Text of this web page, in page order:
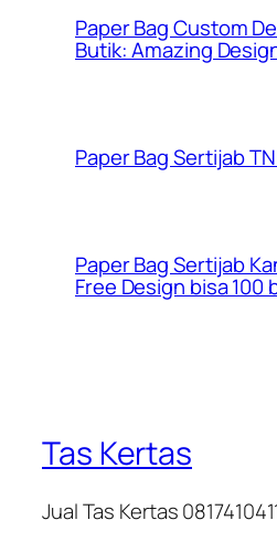
Paper Bag Custom
Butik: Amazing
Paper Bag Sertijab
Paper Bag Sertijab
Free Design bisa 100
Tas Kertas
Jual Tas Kertas